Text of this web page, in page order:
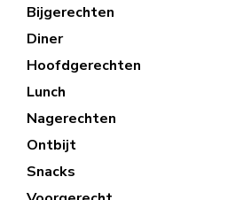
Bijgerechten
Diner
Hoofdgerechten
Lunch
Nagerechten
Ontbijt
Snacks